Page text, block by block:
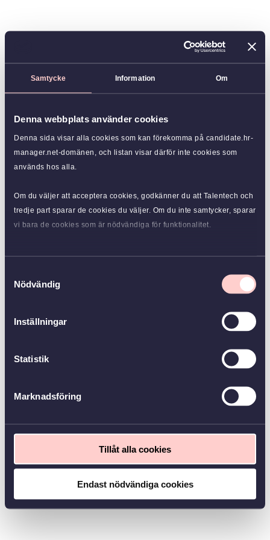
Samtycke Information Om
Denna webbplats använder cookies
Denna sida visar alla cookies som kan förekomma på candidate.hr-
manager.net-domänen, och listan visar därför inte cookies som
används hos alla.
Om du väljer att acceptera cookies, godkänner du att Talentech och
tredje part sparar de cookies du väljer. Om du inte samtycker, sparar
vi bara de cookies som är nödvändiga för funktionalitet.
Nödvändig
Inställningar
Statistik
Marknadsföring
Tillåt alla cookies
Endast nödvändiga cookies